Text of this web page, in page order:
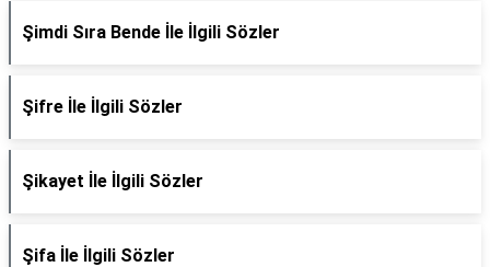
Şimdi Sıra Bende İle İlgili Sözler
Şifre İle İlgili Sözler
Şikayet İle İlgili Sözler
Şifa İle İlgili Sözler